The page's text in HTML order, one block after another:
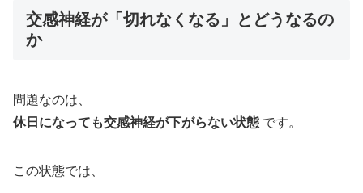
交感神経が「切れなくなる」とどうなるの
か
問題なのは、
休日になっても交感神経が下がらない状態 です。
この状態では、